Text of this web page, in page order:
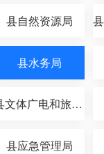
县自然资源局
县水务局
县文体广电和旅游局
县应急管理局